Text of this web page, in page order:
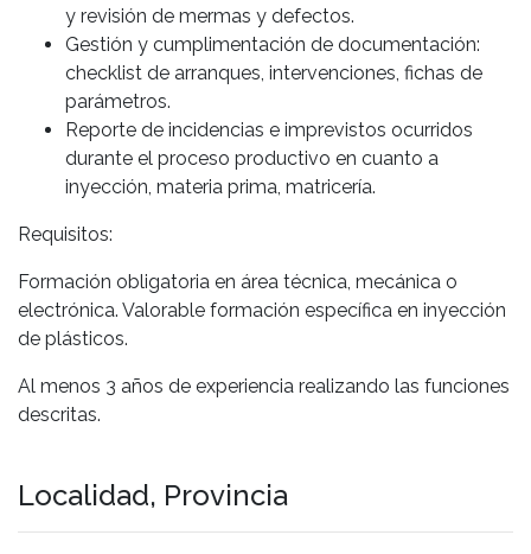
y revisión de mermas y defectos.
Gestión y cumplimentación de documentación:
checklist de arranques, intervenciones, fichas de
parámetros.
Reporte de incidencias e imprevistos ocurridos
durante el proceso productivo en cuanto a
inyección, materia prima, matricería.
Requisitos:
Formación obligatoria en área técnica, mecánica o
electrónica. Valorable formación específica en inyección
de plásticos.
Al menos 3 años de experiencia realizando las funciones
descritas.
Localidad, Provincia